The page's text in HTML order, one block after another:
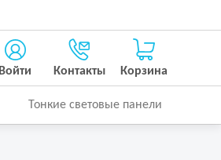
Войти Контакты Корзина
Тонкие световые панели